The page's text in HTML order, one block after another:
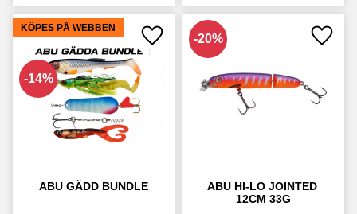
ABU GÄDD BUNDLE
14%
KÖPES PÅ WEBBEN
Lägg till i favoriter
ABU HI-LO JOINTED
12CM 33G
20% Lägg